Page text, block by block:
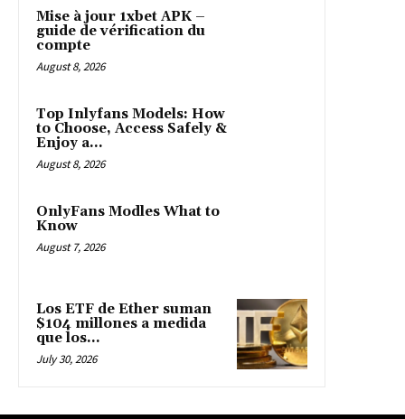
Mise à jour 1xbet APK –
guide de vérification du
compte
August 8, 2026
Top Inlyfans Models: How
to Choose, Access Safely &
Enjoy a...
August 8, 2026
OnlyFans Modles What to
Know
August 7, 2026
Los ETF de Ether suman
$104 millones a medida
que los...
July 30, 2026